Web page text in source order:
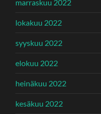
marraskuu 2022
lokakuu 2022
syyskuu 2022
elokuu 2022
heinäkuu 2022
kesäkuu 2022